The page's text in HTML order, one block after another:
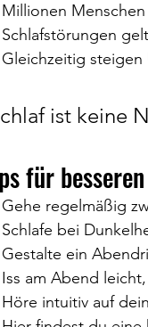
Millionen
Schlafstörungen
Gleichzeitig
ist keine
für
Gehe regelmäßig
Schlafe bei
Gestalte ein
Iss am Abend
Höre intuitiv auf